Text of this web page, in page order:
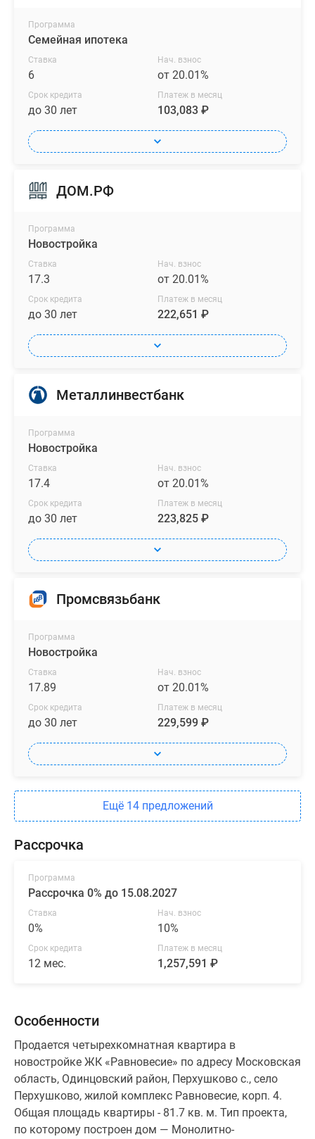
Программа
Семейная ипотека
Ставка
6
Нач. взнос
от 20.01%
Срок кредита
до 30 лет
Платеж в месяц
103,083 ₽
ДОМ.РФ
Программа
Новостройка
Ставка
17.3
Нач. взнос
от 20.01%
Срок кредита
до 30 лет
Платеж в месяц
222,651 ₽
Металлинвестбанк
Программа
Новостройка
Ставка
17.4
Нач. взнос
от 20.01%
Срок кредита
до 30 лет
Платеж в месяц
223,825 ₽
Промсвязьбанк
Программа
Новостройка
Ставка
17.89
Нач. взнос
от 20.01%
Срок кредита
до 30 лет
Платеж в месяц
229,599 ₽
Ещё 14 предложений
Рассрочка
Программа
Рассрочка 0% до 15.08.2027
Ставка
0%
Нач. взнос
10%
Срок кредита
12 мес.
Платеж в месяц
1,257,591 ₽
Особенности
Продается четырехкомнатная квартира в
новостройке ЖК «Равновесие» по адресу Московская
область, Одинцовский район, Перхушково с., село
Перхушково, жилой комплекс Равновесие, корп. 4.
Общая площадь квартиры - 81.7 кв. м. Тип проекта,
по которому построен дом — Монолитно-